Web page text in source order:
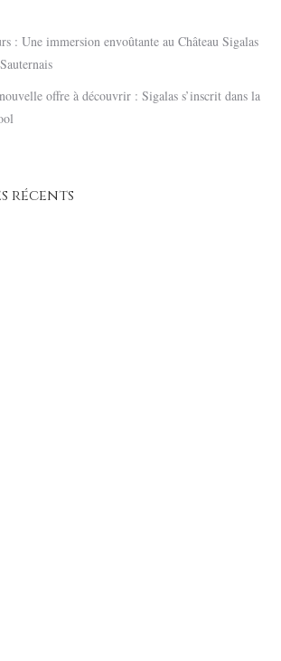
: Une immersion envoûtante au Château Sigalas
offre à découvrir : Sigalas s’inscrit dans la
récents